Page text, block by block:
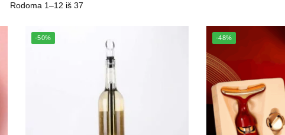
Rodoma 1–12 iš 37
-50% -48%